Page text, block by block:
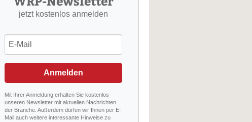
jetzt kostenlos anmelden
Anmelden
Mit Ihrer Anmeldung erhalten Sie kostenlos
unseren Newsletter mit aktuellen Nachrichten
der Branche. Außerdem dürfen wir Ihnen per E-
Mail auch weitere interessante Hinweise zu